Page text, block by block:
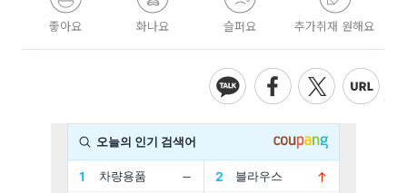
좋아요 화나요 슬퍼요 추가취재 원해요